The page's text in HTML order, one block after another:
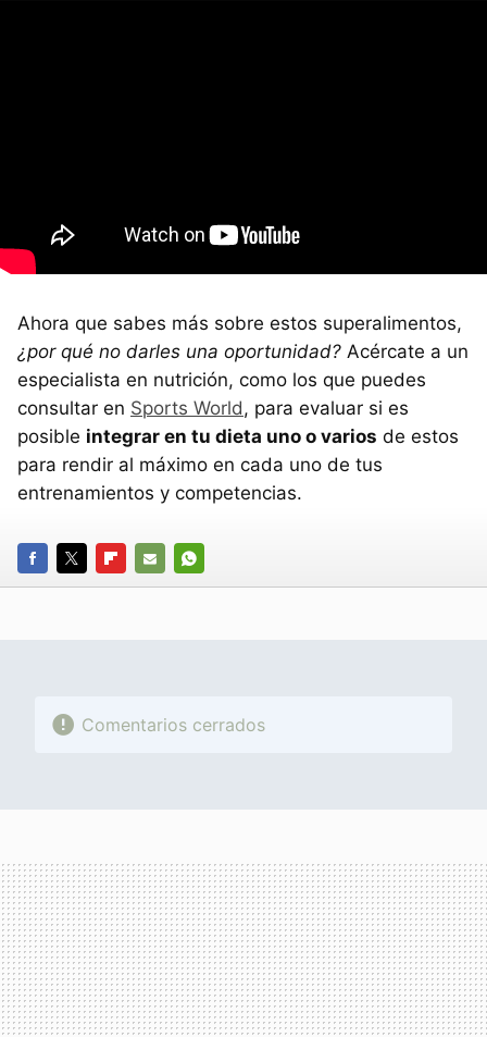
Ahora que sabes más sobre estos superalimentos,
¿por qué no darles una oportunidad? Acércate a un
especialista en nutrición, como los que puedes
consultar en Sports World, para evaluar si es
posible integrar en tu dieta uno o varios de estos
para rendir al máximo en cada uno de tus
entrenamientos y competencias.
FACEBOOK
TWITTERFLIPBOARD
E-
WHATSAPP
Comentarios cerrados